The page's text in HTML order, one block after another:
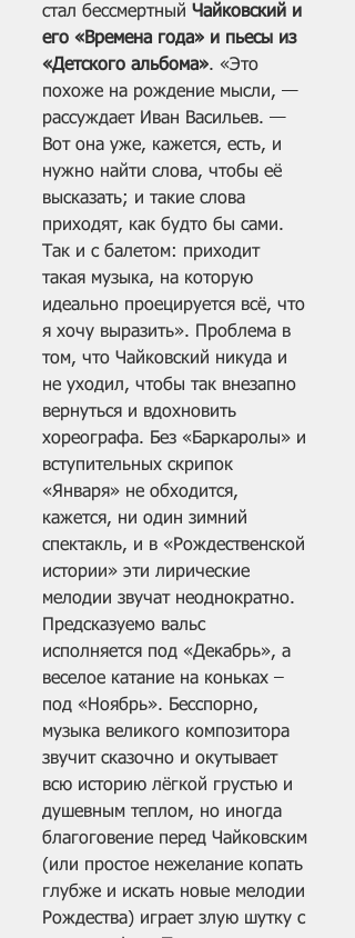
стал бессмертный Чайковский и
его «Времена года» и пьесы из
«Детского альбома». «Это
похоже на рождение мысли, —
рассуждает Иван Васильев. —
Вот она уже, кажется, есть, и
нужно найти слова, чтобы её
высказать; и такие слова
приходят, как будто бы сами.
Так и с балетом: приходит
такая музыка, на которую
идеально проецируется всё, что
я хочу выразить». Проблема в
том, что Чайковский никуда и
не уходил, чтобы так внезапно
вернуться и вдохновить
хореографа. Без «Баркаролы» и
вступительных скрипок
«Января» не обходится,
кажется, ни один зимний
спектакль, и в «Рождественской
истории» эти лирические
мелодии звучат неоднократно.
Предсказуемо вальс
исполняется под «Декабрь», а
веселое катание на коньках –
под «Ноябрь». Бесспорно,
музыка великого композитора
звучит сказочно и окутывает
всю историю лёгкой грустью и
душевным теплом, но иногда
благоговение перед Чайковским
(или простое нежелание копать
глубже и искать новые мелодии
Рождества) играет злую шутку с